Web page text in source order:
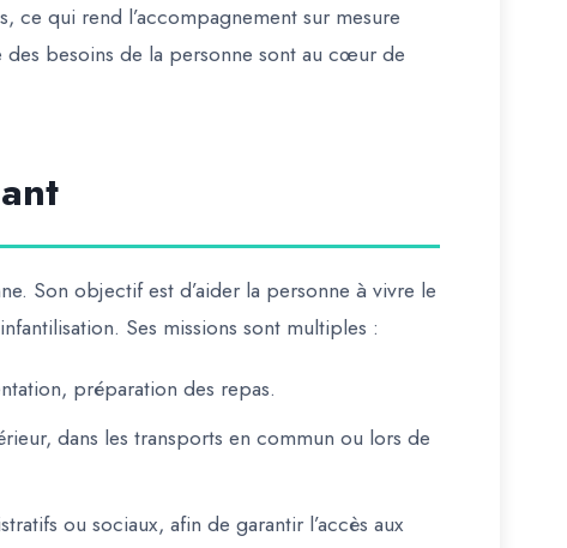
ce qui rend l’accompagnement sur mesure
besoins de la personne sont au cœur de
Son objectif est d’aider la personne à vivre le
Ses missions sont multiples :
préparation des repas.
dans les transports en commun ou lors de
ou sociaux, afin de garantir l’accès aux